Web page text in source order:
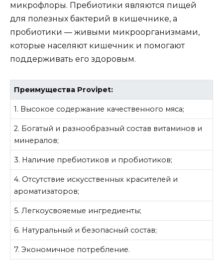
микрофлоры. Пребиотики являются пищей
для полезных бактерий в кишечнике, а
пробиотики — живыми микроорганизмами,
которые населяют кишечник и помогают
поддерживать его здоровым.
Преимущества Provipet:
1. Высокое содержание качественного мяса;
2. Богатый и разнообразный состав витаминов и
минералов;
3. Наличие пребиотиков и пробиотиков;
4. Отсутствие искусственных красителей и
ароматизаторов;
5. Легкоусвояемые ингредиенты;
6. Натуральный и безопасный состав;
7. Экономичное потребление.